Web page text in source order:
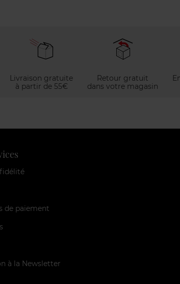
Livraison gratuite
à partir de 55€
Retour gratuit
dans votre magasin
de paiement
à la Newsletter